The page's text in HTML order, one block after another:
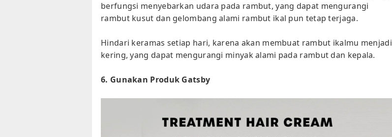
berfungsi menyebarkan udara pada rambut, yang dapat mengurangi
rambut kusut dan gelombang alami rambut ikal pun tetap terjaga.
Hindari keramas setiap hari, karena akan membuat rambut ikalmu menjadi
kering, yang dapat mengurangi minyak alami pada rambut dan kepala.
6. Gunakan Produk Gatsby